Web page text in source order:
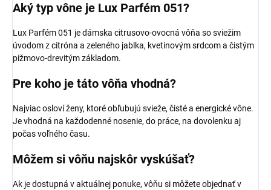
Aký typ vône je Lux Parfém 051?
Lux Parfém 051 je dámska citrusovo-ovocná vôňa so sviežim
úvodom z citróna a zeleného jablka, kvetinovým srdcom a čistým
pižmovo-drevitým základom.
Pre koho je táto vôňa vhodná?
Najviac osloví ženy, ktoré obľubujú svieže, čisté a energické vône.
Je vhodná na každodenné nosenie, do práce, na dovolenku aj
počas voľného času.
Môžem si vôňu najskôr vyskúšať?
Ak je dostupná v aktuálnej ponuke, vôňu si môžete objednať v